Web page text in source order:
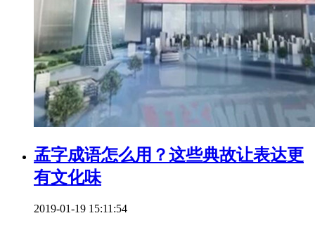
孟字成语怎么用？这些典故让表达更
有文化味
2019-01-19 15:11:54